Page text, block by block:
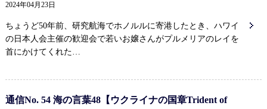
2024年04月23日
ちょうど50年前、研究航海でホノルルに寄港したとき、ハワイ
の日本人会主催の歓迎会で若いお嬢さんがプルメリアのレイを
首にかけてくれた…
通信No. 54 海の言葉48【ウクライナの国章Trident of